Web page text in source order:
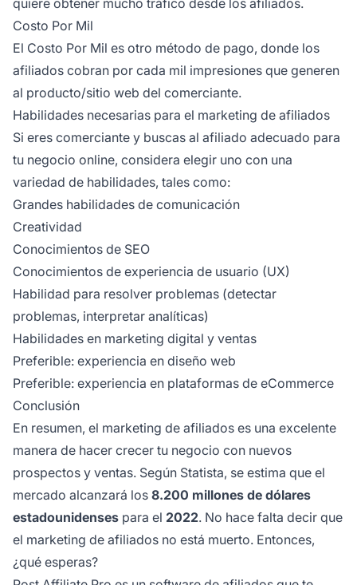
Costo Por Mil
El Costo Por Mil es otro método de pago, donde los
afiliados cobran por cada mil impresiones que generen
al producto/sitio web del comerciante.
Habilidades necesarias para el marketing de afiliados
Si eres comerciante y buscas al afiliado adecuado para
tu negocio online, considera elegir uno con una
variedad de habilidades, tales como:
Grandes habilidades de comunicación
Creatividad
Conocimientos de SEO
Conocimientos de experiencia de usuario (UX)
Habilidad para resolver problemas (detectar
problemas, interpretar analíticas)
Habilidades en marketing digital y ventas
Preferible: experiencia en diseño web
Preferible: experiencia en plataformas de eCommerce
Conclusión
En resumen, el marketing de afiliados es una excelente
manera de hacer crecer tu negocio con nuevos
prospectos y ventas. Según Statista, se estima que el
mercado alcanzará los 8.200 millones de dólares
estadounidenses para el 2022. No hace falta decir que
el marketing de afiliados no está muerto. Entonces,
¿qué esperas?